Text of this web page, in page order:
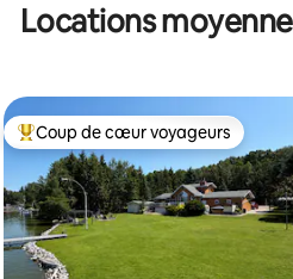
Locations
Coups de cœur voyageurs les plus
Coup de cœur voyageurs